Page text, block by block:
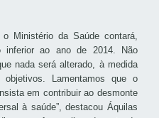
Ministério da Saúde contará,
inferior ao ano de 2014. Não
nada será alterado, à medida
Lamentamos que o
em contribuir ao desmonte
à saúde”, destacou Áquilas